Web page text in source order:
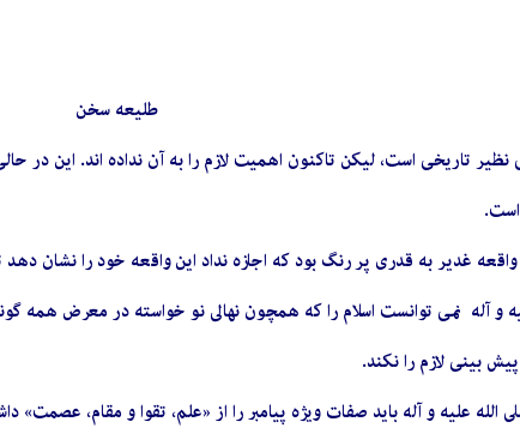
طلیعه سخن
تاریخی است، لیکن تاکنون اهمیت لازم را به آن نداده اند. این در
است.
غدیر به قدری پر رنگ بود که اجازه نداد این واقعه خود را نشان
و آله نمى ‏توانست اسلام را که همچون نهالى نو خواسته در معرض همه
بینى لازم را نکند.
الله علیه و آله باید صفات ویژه پیامبر را از «علم، تقوا و مقام،